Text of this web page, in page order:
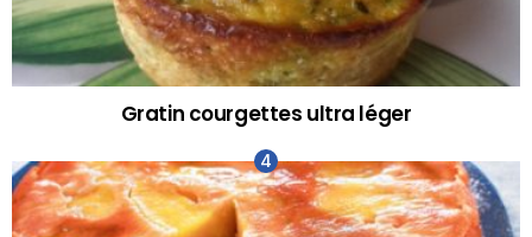
Gratin courgettes ultra léger